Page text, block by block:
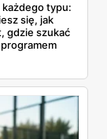
typu:
się, jak
gdzie szukać